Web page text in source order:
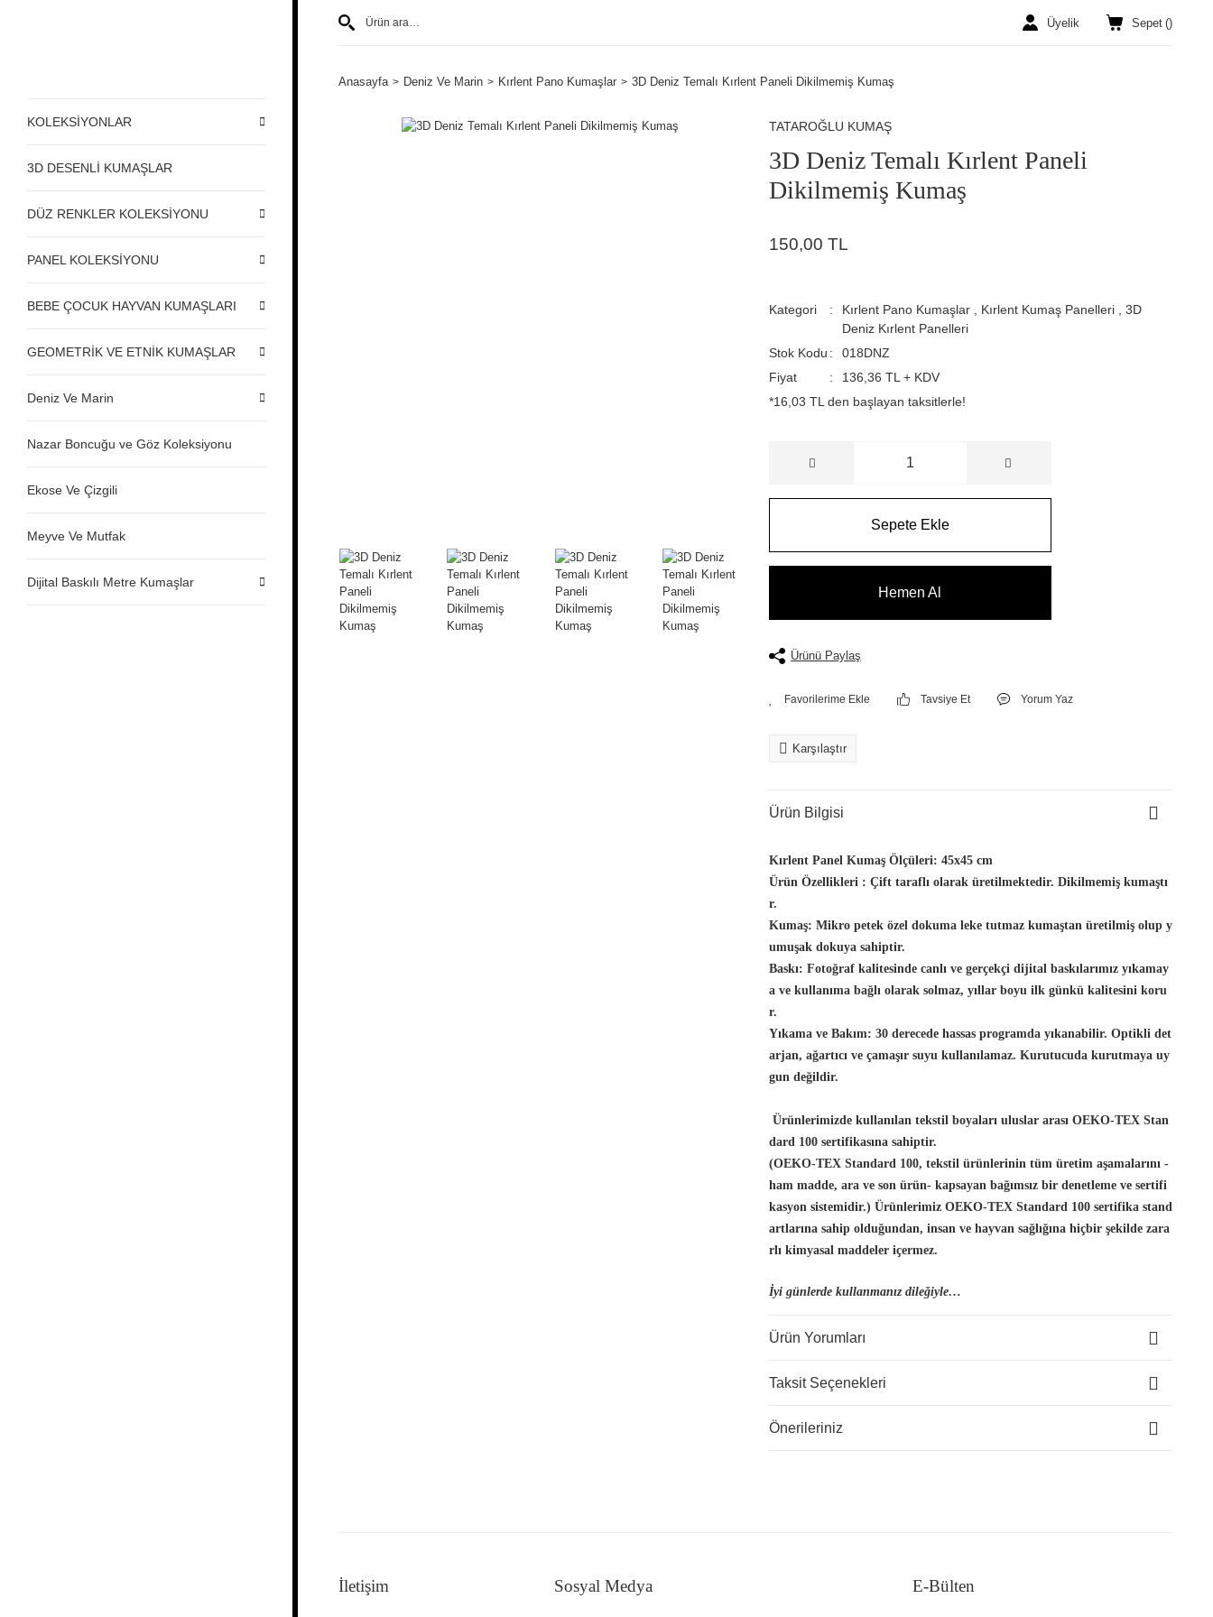
KOLEKSİYONLAR
3D DESENLİ KUMAŞLAR
DÜZ RENKLER KOLEKSİYONU
PANEL KOLEKSİYONU
BEBE ÇOCUK HAYVAN KUMAŞLARI
GEOMETRİK VE ETNİK KUMAŞLAR
Deniz Ve Marin
Nazar Boncuğu ve Göz Koleksiyonu
Ekose Ve Çizgili
Meyve Ve Mutfak
Dijital Baskılı Metre Kumaşlar
Üyelik Sepet ()
Anasayfa Deniz Ve Marin Kırlent Pano Kumaşlar 3D Deniz Temalı Kırlent Paneli Dikilmemiş Kumaş
TATAROĞLU KUMAŞ
3D Deniz Temalı Kırlent Paneli
Dikilmemiş Kumaş
150,00 TL
Kategori Kırlent Pano Kumaşlar Kırlent Kumaş Panelleri ,3D
Deniz Kırlent Panelleri
Stok Kodu
018DNZ
Fiyat
136,36 TL + KDV
*16,03 TL den başlayan taksitlerle!
Sepete Ekle
Hemen Al
Ürünü Paylaş
Tavsiye Et Yorum Yaz
Karşılaştır
Ürün Bilgisi
Kırlent Panel Kumaş Ölçüleri: 45x45 cm
Ürün Özellikleri : Çift taraflı olarak üretilmektedir. Dikilmemiş kumaştı
r.
Kumaş: Mikro petek özel dokuma leke tutmaz kumaştan üretilmiş olup y
umuşak dokuya sahiptir.
Baskı: Fotoğraf kalitesinde canlı ve gerçekçi dijital baskılarımız yıkamay
a ve kullanıma bağlı olarak solmaz, yıllar boyu ilk günkü kalitesini koru
r.
Yıkama ve Bakım: 30 derecede hassas programda yıkanabilir. Optikli det
arjan, ağartıcı ve çamaşır suyu kullanılamaz. Kurutucuda kurutmaya uy
gun değildir.
Ürünlerimizde kullanılan tekstil boyaları uluslar arası OEKO-TEX Stan
dard 100 sertifikasına sahiptir.
(OEKO-TEX Standard 100, tekstil ürünlerinin tüm üretim aşamalarını -
ham madde, ara ve son ürün- kapsayan bağımsız bir denetleme ve sertifi
kasyon sistemidir.) Ürünlerimiz OEKO-TEX Standard 100 sertifika stand
artlarına sahip olduğundan, insan ve hayvan sağlığına hiçbir şekilde zara
rlı kimyasal maddeler içermez.
İyi günlerde kullanmanız dileğiyle…
Ürün Yorumları
Taksit Seçenekleri
Önerileriniz
İletişim Sosyal Medya E-Bülten